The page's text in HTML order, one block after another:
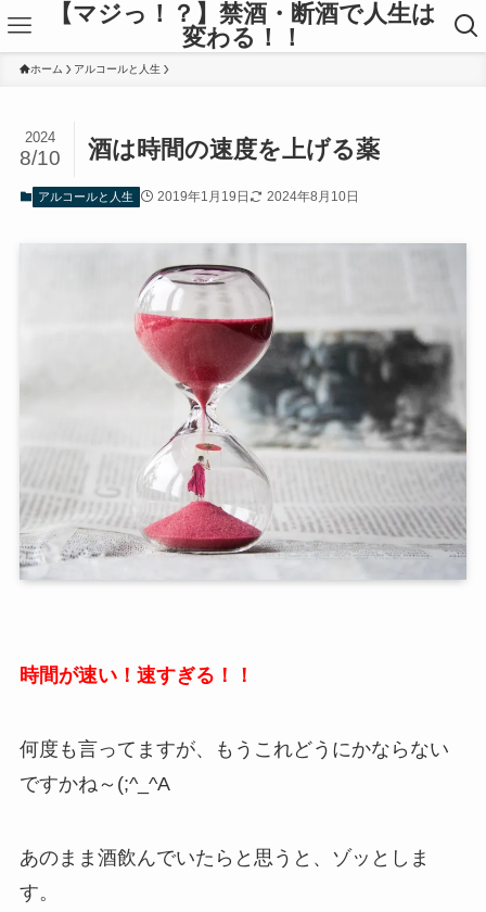
【マジっ！？】禁酒・断酒で人生は
変わる！！
ホーム アルコールと人生
酒は時間の速度を上げる薬
2024
8/10
アルコールと人生 2019年1月19日 2024年8月10日
時間が速い！速すぎる！！
何度も言ってますが、もうこれどうにかならない
ですかね～(;^_^A
あのまま酒飲んでいたらと思うと、ゾッとしま
す。